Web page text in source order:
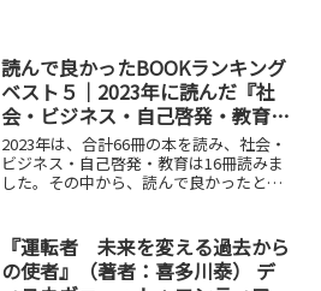
読んで良かったBOOKランキング
ベスト５｜2023年に読んだ『社
会・ビジネス・自己啓発・教育』
から
2023年は、合計66冊の本を読み、社会・
ビジネス・自己啓発・教育は16冊読みま
した。その中から、読んで良かったと思
ス・自己啓発・教育『ランキングベスト
５』第５位 『非常...
『運転者 未来を変える過去から
の使者』（著者：喜多川泰） デ